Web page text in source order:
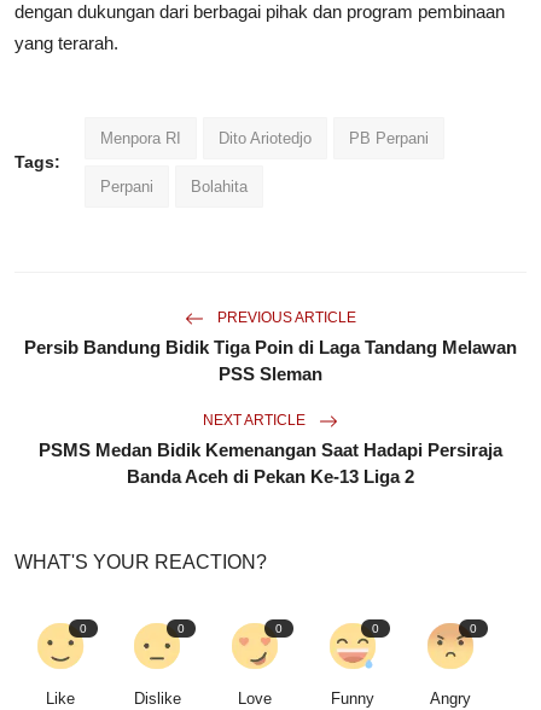
dengan dukungan dari berbagai pihak dan program pembinaan
yang terarah.
Tags:
Menpora RI Dito Ariotedjo PB Perpani
Perpani Bolahita
PREVIOUS ARTICLE
Persib Bandung Bidik Tiga Poin di Laga Tandang Melawan
PSS Sleman
NEXT ARTICLE
PSMS Medan Bidik Kemenangan Saat Hadapi Persiraja
Banda Aceh di Pekan Ke-13 Liga 2
WHAT'S YOUR REACTION?
0
Like
0
Dislike
0
Love
0
Funny
0
Angry